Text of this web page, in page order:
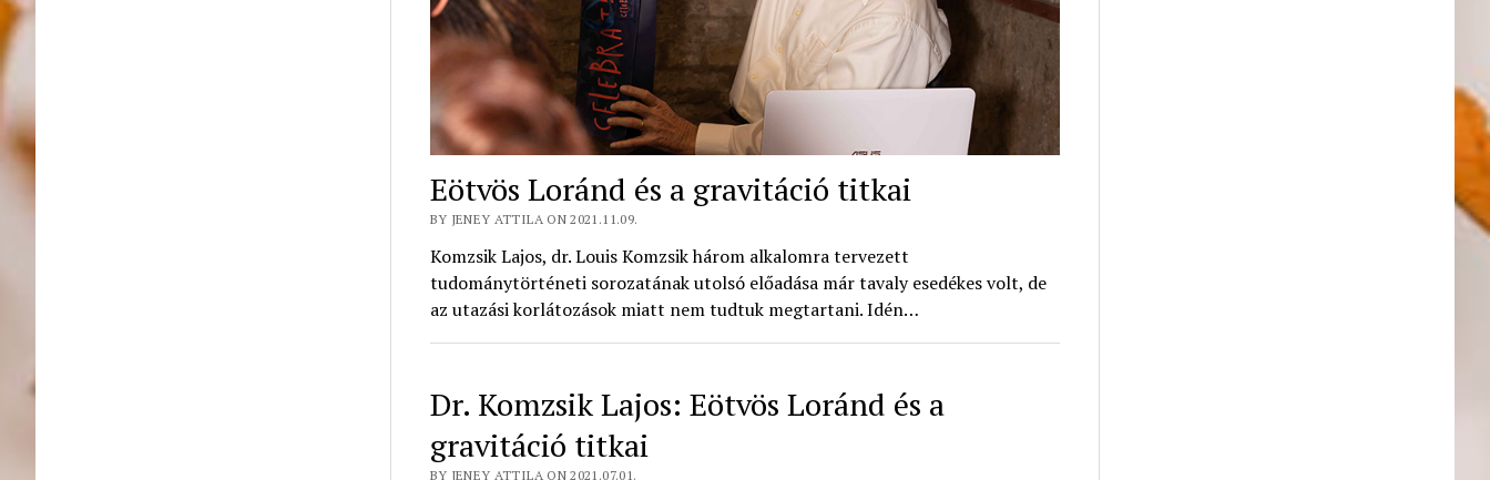
Eötvös Loránd és a gravitáció titkai
BY JENEY ATTILA ON 2021.11.09.
Komzsik Lajos, dr. Louis Komzsik három alkalomra tervezett
tudománytörténeti sorozatának utolsó előadása már tavaly esedékes volt, de
az utazási korlátozások miatt nem tudtuk megtartani. Idén…
Dr. Komzsik Lajos: Eötvös Loránd és a
gravitáció titkai
BY JENEY ATTILA ON 2021.07.01.